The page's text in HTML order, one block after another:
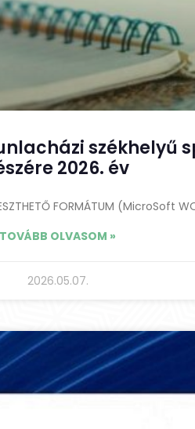
székhelyű
2026. év
FORMÁTUM (MicroSoft
TOVÁBB OLVASOM »
2026.05.07.